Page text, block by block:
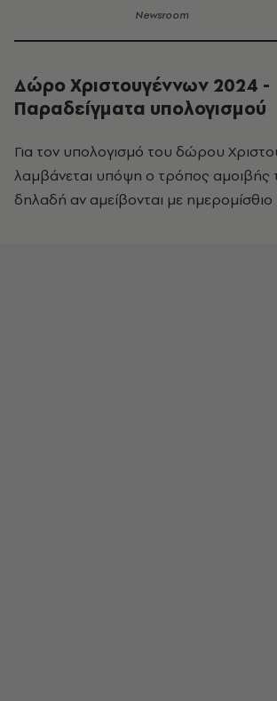
Newsroom
Δώρο Χριστουγέννων 2024 -
Παραδείγματα υπολογισμού
Για τον υπολογισμό του δώρου
λαμβάνεται υπόψη ο τρόπος
δηλαδή αν αμείβονται με ημερομίσθιο